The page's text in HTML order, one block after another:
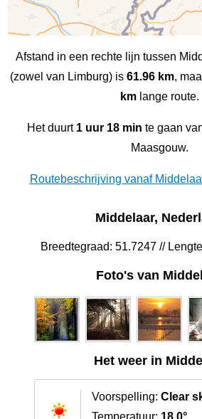
Afstand in een rechte lijn tussen
(zowel van Limburg) is 61.96 km,
kmlange route.
Het duurt 1 uur 18 min te gaan
Maasgouw.
Routebeschrijving vanaf
Middelaar,
Breedtegraad: 51.7247 //
Foto's van
Het weer in
Voorspelling: Clear